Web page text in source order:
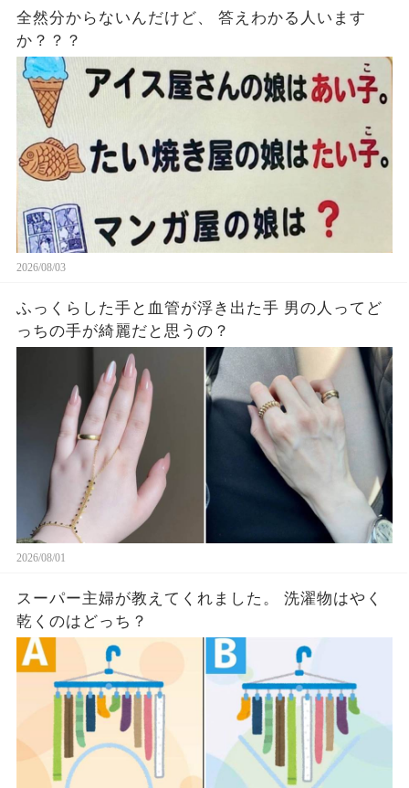
全然分からないんだけど、 答えわかる人います
か？？？
2026/08/03
ふっくらした手と血管が浮き出た手 男の人ってど
っちの手が綺麗だと思うの？
2026/08/01
スーパー主婦が教えてくれました。 洗濯物はやく
乾くのはどっち？